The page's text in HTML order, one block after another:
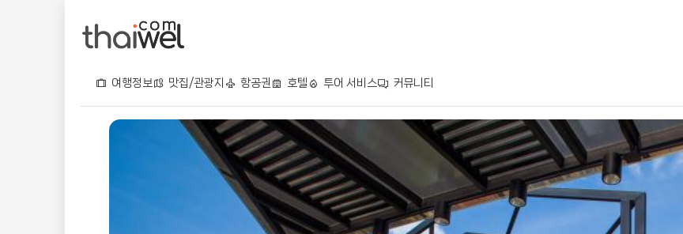
여행정보 맛집/관광지 항공권 호텔 투어 서비스 커뮤니티